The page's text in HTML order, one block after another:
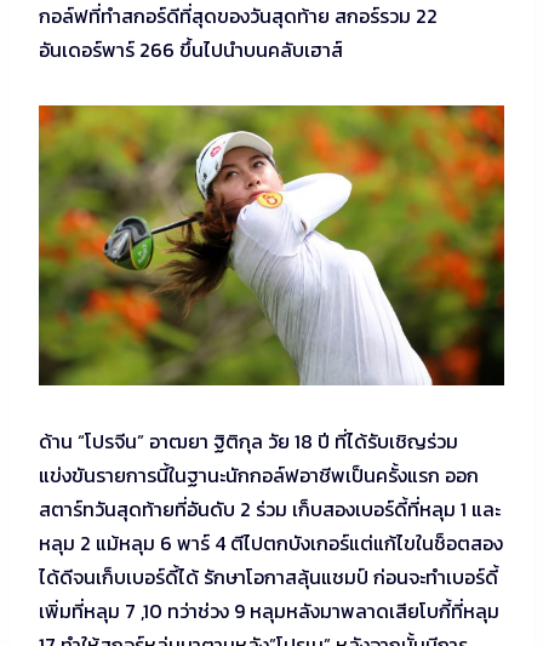
กอล์ฟที่ทำสกอร์ดีที่สุดของวันสุดท้าย สกอร์รวม 22
อันเดอร์พาร์ 266 ขึ้นไปนำบนคลับเฮาส์
ด้าน “โปรจีน” อาฒยา ฐิติกุล วัย 18 ปี ที่ได้รับเชิญร่วม
แข่งขันรายการนี้ในฐานะนักกอล์ฟอาชีพเป็นครั้งแรก ออก
สตาร์ทวันสุดท้ายที่อันดับ 2 ร่วม เก็บสองเบอร์ดี้ที่หลุม 1 และ
หลุม 2 แม้หลุม 6 พาร์ 4 ตีไปตกบังเกอร์แต่แก้ไขในช็อตสอง
ได้ดีจนเก็บเบอร์ดี้ได้ รักษาโอกาสลุ้นแชมป์ ก่อนจะทำเบอร์ดี้
เพิ่มที่หลุม 7 ,10 ทว่าช่วง 9 หลุมหลังมาพลาดเสียโบกี้ที่หลุม